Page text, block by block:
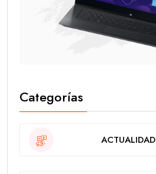
Categorías
ACTUALIDAD